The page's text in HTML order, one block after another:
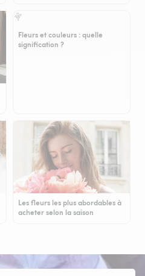
Fleurs et couleurs : quelle
signification ?
Les fleurs les plus abordables à
acheter selon la saison